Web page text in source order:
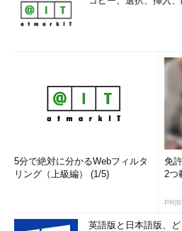
5分で絶対に分かるWebフィルタ
リング（上級編） (1/5)
免
2つ
英語版と日本語版、